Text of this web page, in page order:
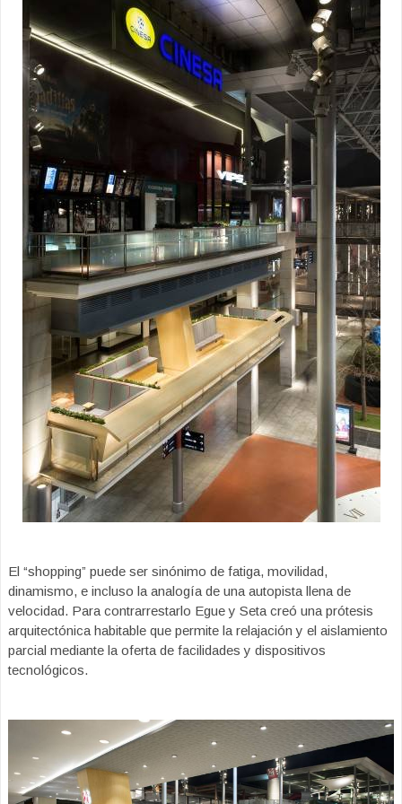
El “shopping” puede ser sinónimo de fatiga, movilidad,
dinamismo, e incluso la analogía de una autopista llena de
velocidad. Para contrarrestarlo Egue y Seta creó una prótesis
arquitectónica habitable que permite la relajación y el aislamiento
parcial mediante la oferta de facilidades y dispositivos
tecnológicos.